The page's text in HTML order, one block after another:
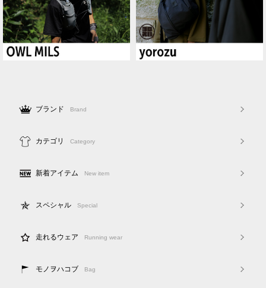
ブランド Brand
カテゴリ Category
新着アイテム New item
スペシャル Special
走れるウェア Running wear
モノヲハコブ Bag